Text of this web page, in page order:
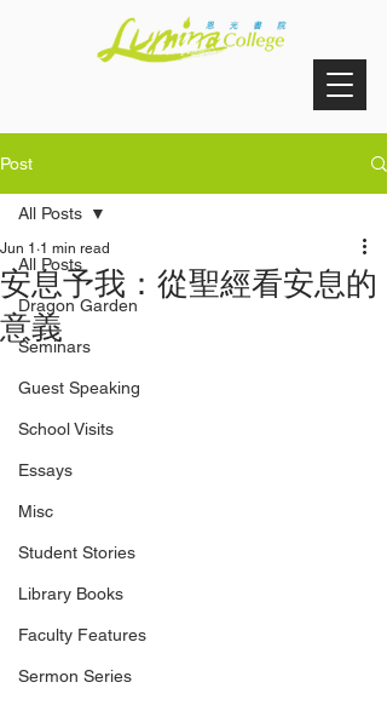
Post
All Posts
Dragon Garden
Seminars
Guest Speaking
School Visits
Essays
Misc
Student Stories
Library Books
Faculty Features
Sermon Series
All Posts
安息予我：從聖經看安息的
意義
Jun 1 1 min read